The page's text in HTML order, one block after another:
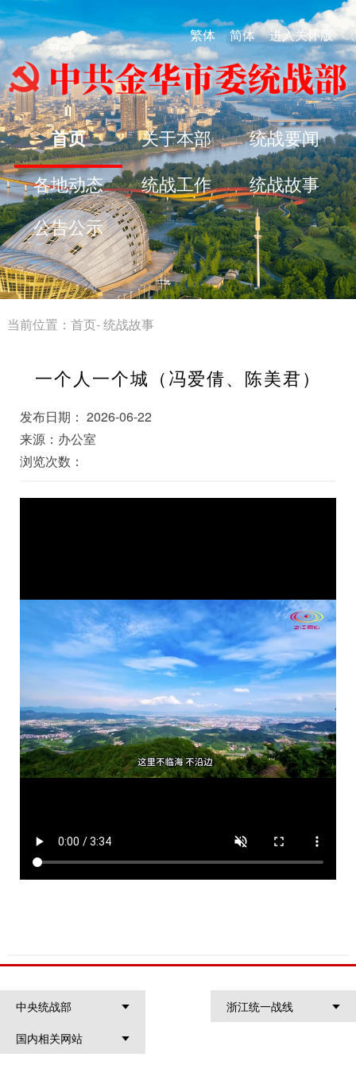
繁体 简体 进入关怀版
首页 关于本部 统战要闻
各地动态 统战工作 统战故事
公告公示
当前位置： 首页-统战故事
一个人一个城（冯爱倩、陈美君）
发布日期： 2026-06-22
来源：办公室
浏览次数：
中央统战部
浙江统一战线
国内相关网站